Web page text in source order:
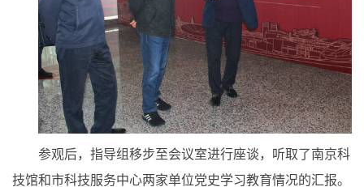
参观后，指导组移步至会议室进行座谈，听取了南京科
技馆和市科技服务中心两家单位党史学习教育情况的汇报。